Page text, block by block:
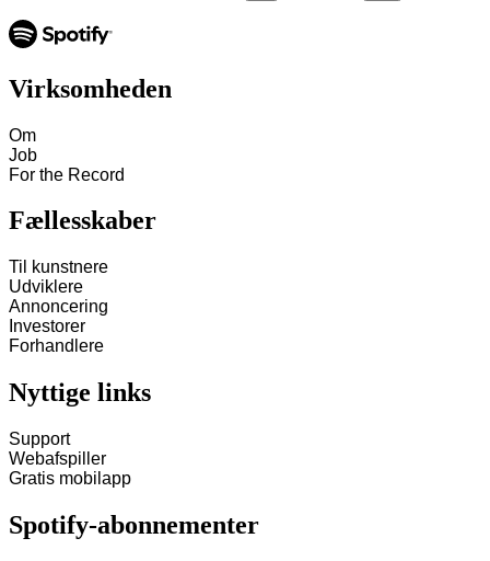
Virksomheden
Om
Job
For the Record
Fællesskaber
Til kunstnere
Udviklere
Annoncering
Investorer
Forhandlere
Nyttige links
Support
Webafspiller
Gratis mobilapp
Spotify-abonnementer